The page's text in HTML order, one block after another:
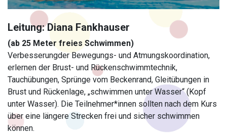
Leitung: Diana Fankhauser ​
(ab 25 Meter freies Schwimmen)
Verbesserungder Bewegungs- und Atmungskoordination,
erlernen der Brust- und Rückenschwimmtechnik,
Tauchübungen, Sprünge vom Beckenrand, Gleitübungen in
Brust und Rückenlage, „schwimmen unter Wasser“ (Kopf
unter Wasser). Die Teilnehmer*innen sollten nach dem Kurs
über eine längere Strecken frei und sicher schwimmen
können.